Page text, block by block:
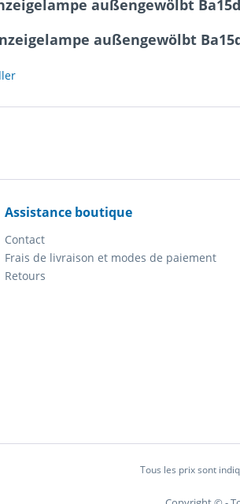
außengewölbt Ba15d
außengewölbt
Assistance boutique
Contact
Frais de livraison et modes de paiement
Retours
Tous les prix sont